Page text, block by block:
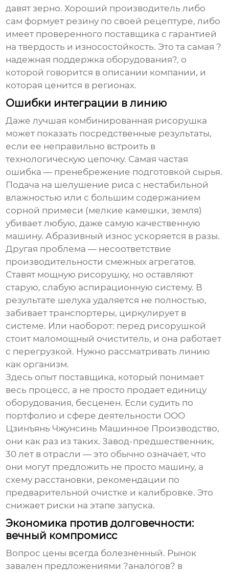
давят зерно. Хороший производитель либо
сам формует резину по своей рецептуре, либо
имеет проверенного поставщика с гарантией
на твердость и износостойкость. Это та самая ?
надежная поддержка оборудования?, о
которой говорится в описании компании, и
которая ценится в регионах.
Ошибки интеграции в линию
Даже лучшая комбинированная рисорушка
может показать посредственные результаты,
если ее неправильно встроить в
технологическую цепочку. Самая частая
ошибка — пренебрежение подготовкой сырья.
Подача на шелушение риса с нестабильной
влажностью или с большим содержанием
сорной примеси (мелкие камешки, земля)
убивает любую, даже самую качественную
машину. Абразивный износ ускоряется в разы.
Другая проблема — несоответствие
производительности смежных агрегатов.
Ставят мощную рисорушку, но оставляют
старую, слабую аспирационную систему. В
результате шелуха удаляется не полностью,
забивает транспортеры, циркулирует в
системе. Или наоборот: перед рисорушкой
стоит маломощный очиститель, и она работает
с перегрузкой. Нужно рассматривать линию
как организм.
Здесь опыт поставщика, который понимает
весь процесс, а не просто продает единицу
оборудования, бесценен. Если судить по
портфолио и сфере деятельности ООО
Цзинъянь Чжунсинь Машинное Производство,
они как раз из таких. Завод-предшественник,
30 лет в отрасли — это обычно означает, что
они могут предложить не просто машину, а
схему расстановки, рекомендации по
предварительной очистке и калибровке. Это
снижает риски на этапе запуска.
Экономика против долговечности:
вечный компромисс
Вопрос цены всегда болезненный. Рынок
завален предложениями ?аналогов? в